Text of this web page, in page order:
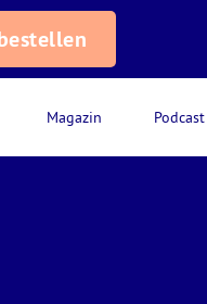
Magazin Podcast